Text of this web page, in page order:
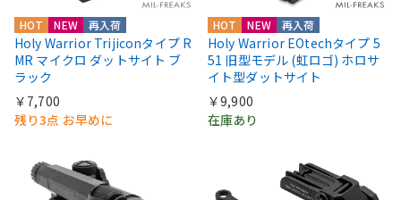
HOT NEW 再入荷
Holy Warrior Trijiconタイプ R
MR マイクロ ダットサイト ブ
ラック
￥7,700
残り3点 お早めに
HOT NEW 再入荷
Holy Warrior EOtechタイプ 5
51 旧型モデル (虹ロゴ) ホロサ
イト型ダットサイト
￥9,900
在庫あり